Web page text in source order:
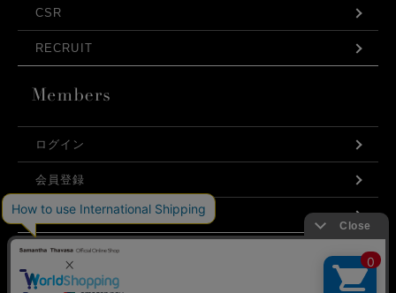
CSR
RECRUIT
ログイン
会員登録
利用規約
お問い合わせ
プライバシーポリシー
弊社はCookieを利用し、Webの利便性向上に努め
ております。「承諾する」をクリックしていただ